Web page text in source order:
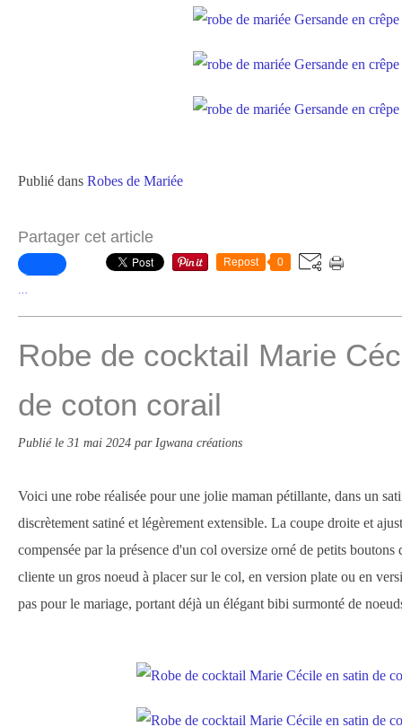
Publié dans Robes de Mariée
Partager cet article
Repost 0
Robe de cocktail Marie
de coton corail
Publié le 31 mai 2024 par Igwana créations
Voici une robe réalisée pour une jolie maman pétillante, dans un
discrètement satiné et légèrement extensible. La coupe droite et
compensée par la présence d'un col oversize orné de petits boutons
cliente un gros noeud à placer sur le col, en version plate ou en
pas pour le mariage, portant déjà un élégant bibi surmonté de